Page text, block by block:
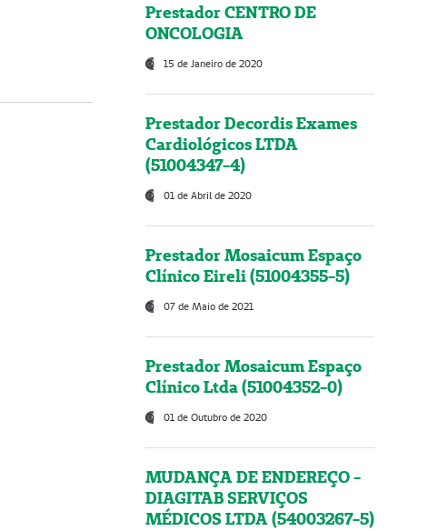
Prestador CENTRO DE
ONCOLOGIA
15 de Janeiro de 2020
Prestador Decordis Exames
Cardiológicos LTDA
(51004347-4)
01 de Abril de 2020
Prestador Mosaicum Espaço
Clínico Eireli (51004355-5)
07 de Maio de 2021
Prestador Mosaicum Espaço
Clínico Ltda (51004352-0)
01 de Outubro de 2020
MUDANÇA DE ENDEREÇO -
DIAGITAB SERVIÇOS
MÉDICOS LTDA (54003267-5)